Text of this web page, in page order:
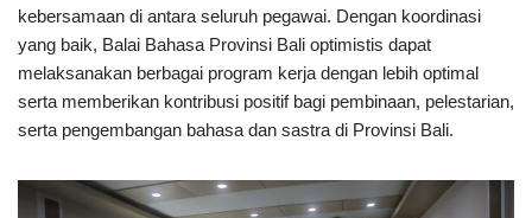
kebersamaan di antara seluruh pegawai. Dengan koordinasi
yang baik, Balai Bahasa Provinsi Bali optimistis dapat
melaksanakan berbagai program kerja dengan lebih optimal
serta memberikan kontribusi positif bagi pembinaan, pelestarian,
serta pengembangan bahasa dan sastra di Provinsi Bali.